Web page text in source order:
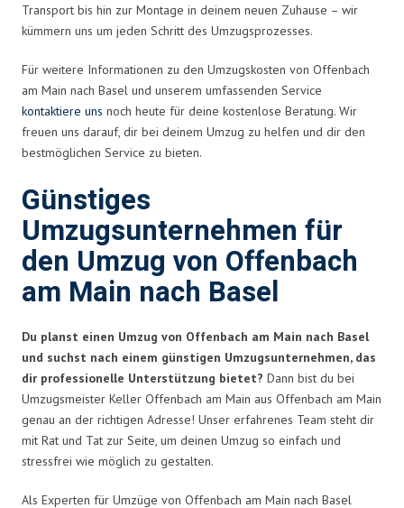
Transport bis hin zur Montage in deinem neuen Zuhause – wir
kümmern uns um jeden Schritt des Umzugsprozesses.
Für weitere Informationen zu den Umzugskosten von Offenbach
am Main nach Basel und unserem umfassenden Service
kontaktiere uns noch heute für deine kostenlose Beratung. Wir
freuen uns darauf, dir bei deinem Umzug zu helfen und dir den
bestmöglichen Service zu bieten.
Günstiges
Umzugsunternehmen für
den Umzug von Offenbach
am Main nach Basel
Du planst einen Umzug von Offenbach am Main nach Basel
und suchst nach einem günstigen Umzugsunternehmen, das
dir professionelle Unterstützung bietet? Dann bist du bei
Umzugsmeister Keller Offenbach am Main aus Offenbach am Main
genau an der richtigen Adresse! Unser erfahrenes Team steht dir
mit Rat und Tat zur Seite, um deinen Umzug so einfach und
stressfrei wie möglich zu gestalten.
Als Experten für Umzüge von Offenbach am Main nach Basel